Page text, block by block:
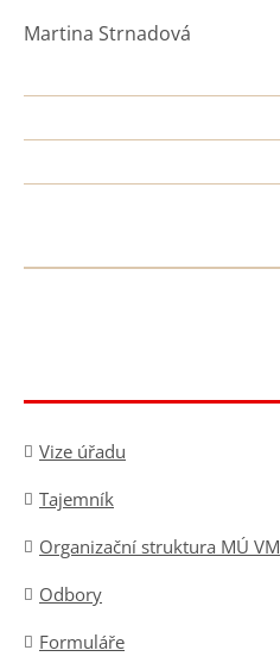
Martina Strnadová
Vize úřadu
Tajemník
Organizační struktura MÚ VM
Odbory
Formuláře